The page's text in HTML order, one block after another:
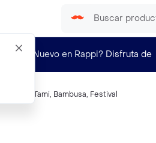
¿Nuevo en Rappi? Disfruta de
Tami, Bambusa, Festival